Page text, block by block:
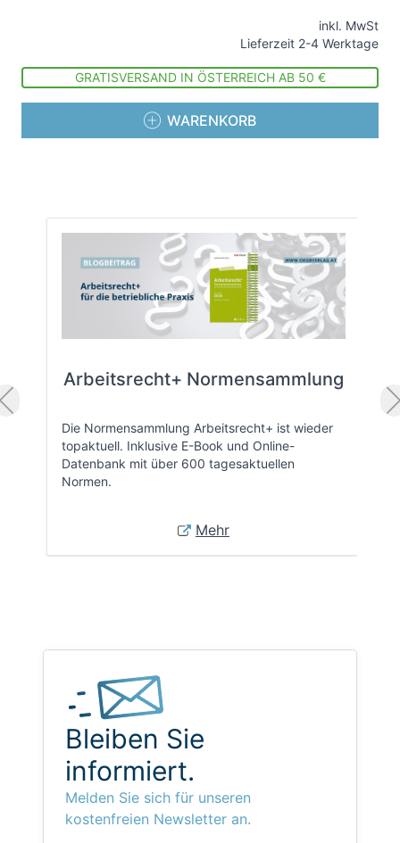
inkl. MwSt
Lieferzeit 2-4 Werktage
GRATISVERSAND IN ÖSTERREICH AB 50 €
WARENKORB
Arbeitsrecht+ Normensammlung
Die Normensammlung Arbeitsrecht+ ist wieder
topaktuell. Inklusive E-Book und Online-
Datenbank mit über 600 tagesaktuellen
Normen.
Mehr
Bleiben Sie
informiert.
Melden Sie sich für unseren
kostenfreien Newsletter an.